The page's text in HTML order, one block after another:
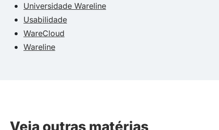
Universidade Wareline
Usabilidade
WareCloud
Wareline
Veja outras matérias